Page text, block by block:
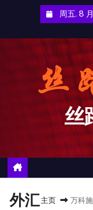
周五. 8
丝
外汇主页 万科